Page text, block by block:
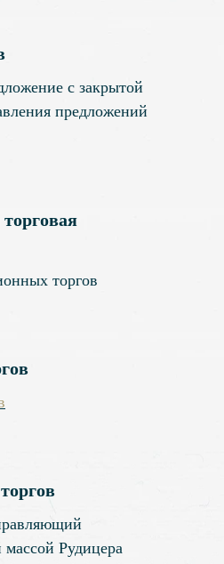
с закрытой
предложений
торгов
массой Рудицера